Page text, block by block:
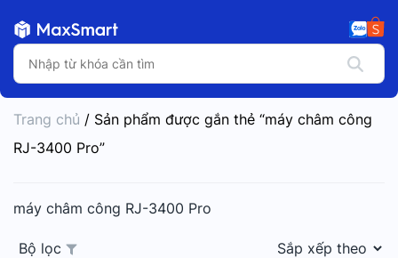
Trang chủ / Sản phẩm được gắn thẻ “máy châm công
RJ-3400 Pro”
máy châm công RJ-3400 Pro
Bộ lọc